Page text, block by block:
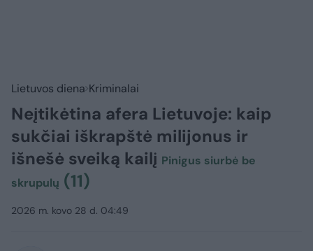
Lietuvos diena Kriminalai
Neįtikėtina afera Lietuvoje: kaip
sukčiai iškrapštė milijonus ir
išnešė sveiką kailį Pinigus siurbė be
skrupulų (11)
2026 m. kovo 28 d. 04:49